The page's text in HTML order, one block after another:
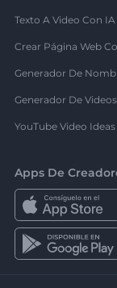
Texto A Video Con IA
Crear Página Web
Generador De
Generador De
YouTube Video Ideas
Apps De